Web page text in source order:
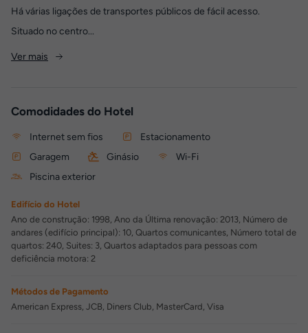
Há várias ligações de transportes públicos de fácil acesso.
Situado no centro...
Ver mais
Comodidades do Hotel
Internet sem fios
Estacionamento
Garagem
Ginásio
Wi-Fi
Piscina exterior
Edifício do Hotel
Ano de construção: 1998, Ano da Última renovação: 2013, Número de
andares (edifício principal): 10, Quartos comunicantes, Número total de
quartos: 240, Suites: 3, Quartos adaptados para pessoas com
deficiência motora: 2
Métodos de Pagamento
American Express, JCB, Diners Club, MasterCard, Visa